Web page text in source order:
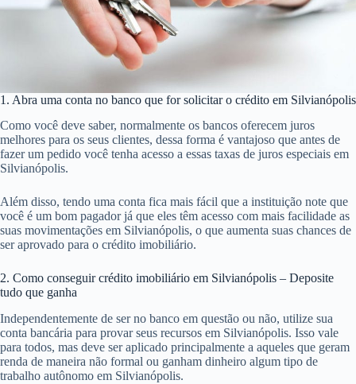
1. Abra uma conta no banco que for solicitar o crédito em Silvianópolis
Como você deve saber, normalmente os bancos oferecem juros
melhores para os seus clientes, dessa forma é vantajoso que antes de
fazer um pedido você tenha acesso a essas taxas de juros especiais em
Silvianópolis.
Além disso, tendo uma conta fica mais fácil que a instituição note que
você é um bom pagador já que eles têm acesso com mais facilidade as
suas movimentações em Silvianópolis, o que aumenta suas chances de
ser aprovado para o crédito imobiliário.
2. Como conseguir crédito imobiliário em Silvianópolis – Deposite
tudo que ganha
Independentemente de ser no banco em questão ou não, utilize sua
conta bancária para provar seus recursos em Silvianópolis. Isso vale
para todos, mas deve ser aplicado principalmente a aqueles que geram
renda de maneira não formal ou ganham dinheiro algum tipo de
trabalho autônomo em Silvianópolis.